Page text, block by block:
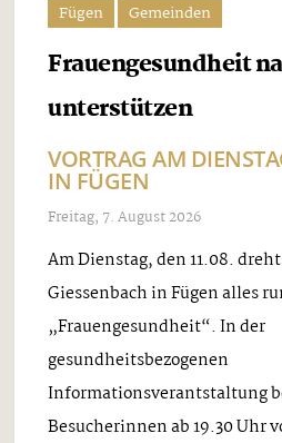
Fügen Gemeinden
Frauengesundheit
unterstützen
VORTRAG AM
IN FÜGEN
Freitag, 7. August 2026
Am Dienstag, den 11.08.
Giessenbach in Fügen alles
„Frauengesundheit“. In der
gesundheitsbezogenen
Informationsverantstaltung
Besucherinnen ab 19.30 Uhr